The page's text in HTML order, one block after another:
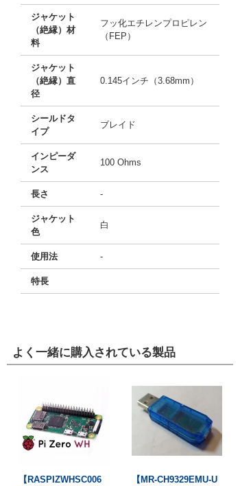
ジャケット
（絶縁）材
料
フッ化エチレンプロピレン
（FEP）
ジャケット
（絶縁）直
径
0.145インチ（3.68mm）
シールドタ
イプ
ブレイド
インピーダ
ンス
100 Ohms
長さ -
ジャケット
色
白
使用法 -
特長
よく一緒に購入されている製品
【RASPIZWHSC006
【MR-CH9329EMU-U